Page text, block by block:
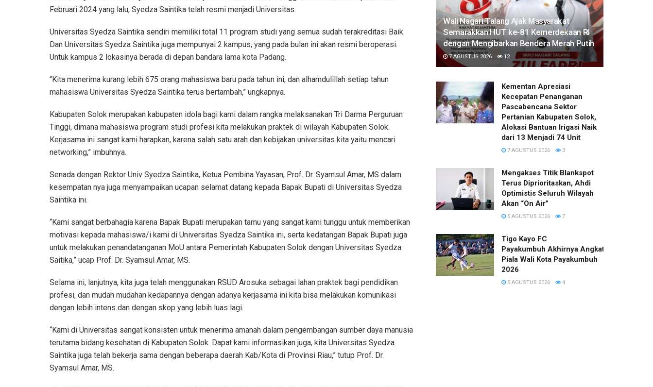
Februari 2024 yang lalu, Syedza Saintika telah resmi menjadi Universitas.
Universitas Syedza Saintika sendiri memiliki total 11 program studi yang semua sudah terakreditasi Baik.
Dan Universitas Syedza Saintika juga mempunyai 2 kampus, yang pada bulan ini akan resmi beroperasi.
Untuk kampus 2 lokasinya berada di depan bandara lama kota Padang.
“Kita menerima kurang lebih 675 orang mahasiswa baru pada tahun ini, dan alhamdulillah setiap tahun
mahasiswa Universitas Syedza Saintika terus bertambah,” ungkapnya.
Kabupaten Solok merupakan kabupaten idola bagi kami dalam rangka melaksanakan Tri Darma Perguruan
Tinggi, dimana mahasiswa program studi profesi kita melakukan praktek di wilayah Kabupaten Solok.
Kerjasama ini sangat kami harapkan, karena salah satu arah dan kebijakan universitas kita yaitu mencari
networking,” imbuhnya.
Senada dengan Rektor Univ Syedza Saintika, Ketua Pembina Yayasan, Prof. Dr. Syamsul Amar, MS dalam
kesempatan nya juga menyampaikan ucapan selamat datang kepada Bapak Bupati di Universitas Syedza
Saintika ini.
“Kami sangat berbahagia karena Bapak Bupati merupakan tamu yang sangat kami tunggu untuk memberikan
motivasi kepada mahasiswa/i kami di Universitas Syedza Saintika ini, serta kedatangan Bapak Bupati juga
untuk melakukan penandatanganan MoU antara Pemerintah Kabupaten Solok dengan Universitas Syedza
Saitika,” ucap Prof. Dr. Syamsul Amar, MS.
Selama ini, lanjutnya, kita juga telah menggunakan RSUD Arosuka sebagai lahan praktek bagi pendidikan
profesi, dan mudah mudahan kedapannya dengan adanya kerjasama ini kita bisa melakukan komunikasi
dengan lebih intens dan dengan skop yang lebih luas lagi.
“Kami di Universitas sangat konsisten untuk menerima amanah dalam pengembangan sumber daya manusia
terutama bidang kesehatan di Kabupaten Solok. Dapat kami informasikan juga, kita Universitas Syedza
Saintika juga telah bekerja sama dengan beberapa daerah Kab/Kota di Provinsi Riau,” tutup Prof. Dr.
Syamsul Amar, MS.
Wali Nagari Talang Ajak Masyarakat
Semarakkan HUT ke-81 Kemerdekaan RI
dengan Mengibarkan Bendera Merah Putih
7 AGUSTUS 2026 12
Kementan Apresiasi
Kecepatan Penanganan
Pascabencana Sektor
Pertanian Kabupaten Solok,
Alokasi Bantuan Irigasi Naik
dari 13 Menjadi 74 Unit
7 AGUSTUS 2026 3
Mengakses Titik Blankspot
Terus Diprioritaskan, Ahdi
Optimistis Seluruh Wilayah
Akan “On Air”
5 AGUSTUS 2026 7
Tigo Kayo FC
Payakumbuh Akhirnya Angkat Trofi
Piala Wali Kota Payakumbuh
2026
5 AGUSTUS 2026 4